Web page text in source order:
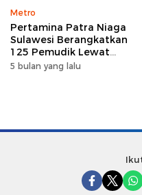
Metro
Pertamina Patra Niaga
Sulawesi Berangkatkan
125 Pemudik Lewat
Program Mudik Gratis
5 bulan yang lalu